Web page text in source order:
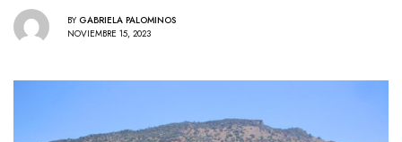
BY GABRIELA PALOMINOS
NOVIEMBRE 15, 2023